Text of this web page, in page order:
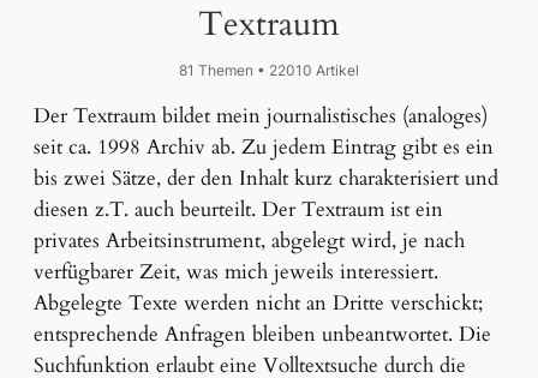
Textraum
81 Themen • 22010 Artikel
Der Textraum bildet mein journalistisches (analoges)
seit ca. 1998 Archiv ab. Zu jedem Eintrag gibt es ein
bis zwei Sätze, der den Inhalt kurz charakterisiert und
diesen z.T. auch beurteilt. Der Textraum ist ein
privates Arbeitsinstrument, abgelegt wird, je nach
verfügbarer Zeit, was mich jeweils interessiert.
Abgelegte Texte werden nicht an Dritte verschickt;
entsprechende Anfragen bleiben unbeantwortet. Die
Suchfunktion erlaubt eine Volltextsuche durch die